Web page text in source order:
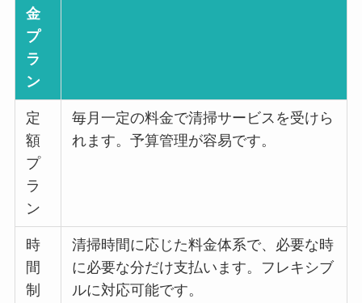
金
プ
ラ
ン
定
額
プ
ラ
ン
毎月一定の料金で清掃サービスを受けら
れます。予算管理が容易です。
時
間
制
清掃時間に応じた料金体系で、必要な時
に必要な分だけ支払います。フレキシブ
ルに対応可能です。